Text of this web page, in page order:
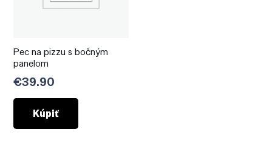
Pec na pizzu s bočným
panelom
€39.90
Kúpiť